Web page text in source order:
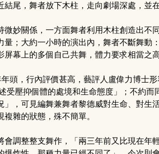
尾，舞者放下木柱，走向劇場深處，並
微妙關係，一方面舞者利用木柱創造出不
量；大約一小時的演出內，舞者不斷舞動
幕上的多個自己共舞，體力要求相當之高
年頭，行內評價甚高，藝評人盧偉力博士
壓抑個體的處境和生命態度」；不約而
」，可見編舞兼舞者黎德威對生命、對生
雜的狀態，殊不簡單。
會調整整支舞作，「兩三年前又比現在年